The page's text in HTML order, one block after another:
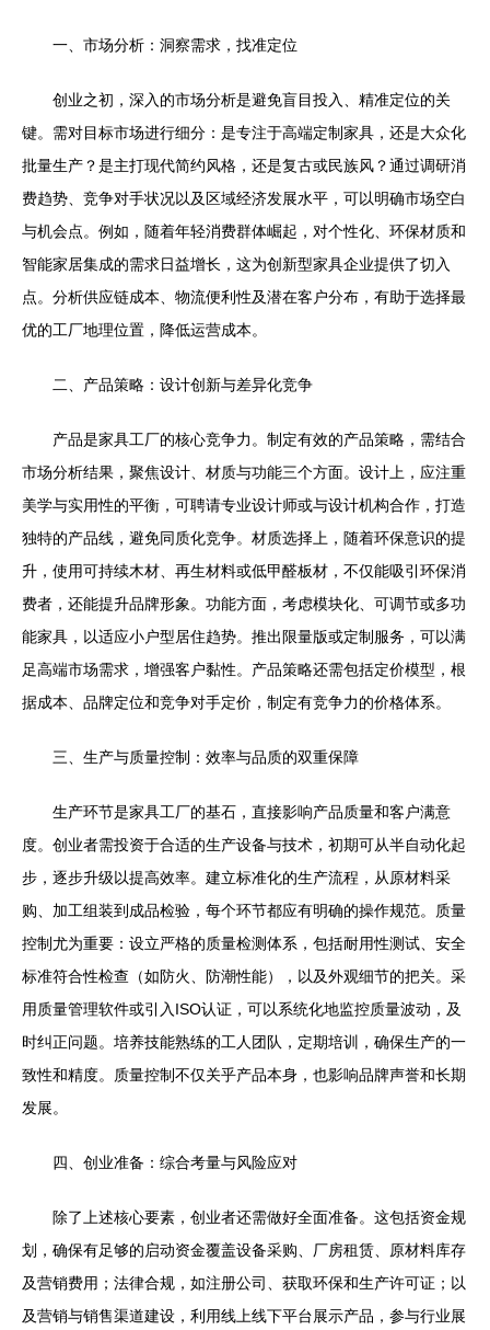
一、市场分析：洞察需求，找准定位
创业之初，深入的市场分析是避免盲目投入、精准定位的关
键。需对目标市场进行细分：是专注于高端定制家具，还是大众化
批量生产？是主打现代简约风格，还是复古或民族风？通过调研消
费趋势、竞争对手状况以及区域经济发展水平，可以明确市场空白
与机会点。例如，随着年轻消费群体崛起，对个性化、环保材质和
智能家居集成的需求日益增长，这为创新型家具企业提供了切入
点。分析供应链成本、物流便利性及潜在客户分布，有助于选择最
优的工厂地理位置，降低运营成本。
二、产品策略：设计创新与差异化竞争
产品是家具工厂的核心竞争力。制定有效的产品策略，需结合
市场分析结果，聚焦设计、材质与功能三个方面。设计上，应注重
美学与实用性的平衡，可聘请专业设计师或与设计机构合作，打造
独特的产品线，避免同质化竞争。材质选择上，随着环保意识的提
升，使用可持续木材、再生材料或低甲醛板材，不仅能吸引环保消
费者，还能提升品牌形象。功能方面，考虑模块化、可调节或多功
能家具，以适应小户型居住趋势。推出限量版或定制服务，可以满
足高端市场需求，增强客户黏性。产品策略还需包括定价模型，根
据成本、品牌定位和竞争对手定价，制定有竞争力的价格体系。
三、生产与质量控制：效率与品质的双重保障
生产环节是家具工厂的基石，直接影响产品质量和客户满意
度。创业者需投资于合适的生产设备与技术，初期可从半自动化起
步，逐步升级以提高效率。建立标准化的生产流程，从原材料采
购、加工组装到成品检验，每个环节都应有明确的操作规范。质量
控制尤为重要：设立严格的质量检测体系，包括耐用性测试、安全
标准符合性检查（如防火、防潮性能），以及外观细节的把关。采
用质量管理软件或引入ISO认证，可以系统化地监控质量波动，及
时纠正问题。培养技能熟练的工人团队，定期培训，确保生产的一
致性和精度。质量控制不仅关乎产品本身，也影响品牌声誉和长期
发展。
四、创业准备：综合考量与风险应对
除了上述核心要素，创业者还需做好全面准备。这包括资金规
划，确保有足够的启动资金覆盖设备采购、厂房租赁、原材料库存
及营销费用；法律合规，如注册公司、获取环保和生产许可证；以
及营销与销售渠道建设，利用线上线下平台展示产品，参与行业展